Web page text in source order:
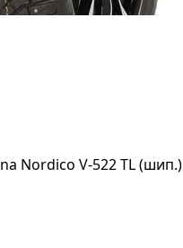
Nordico V-522 TL (шип.)